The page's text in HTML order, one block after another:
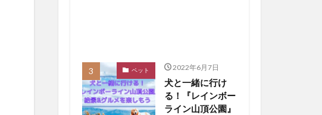
ペット 2022年6月7日
犬と一緒に行け
る！『レインボー
ライン山頂公園』